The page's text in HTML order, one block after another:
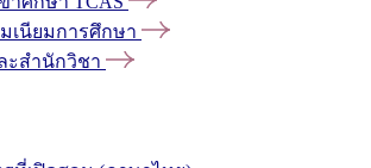
เนียมการศึกษา
สำนักวิชา